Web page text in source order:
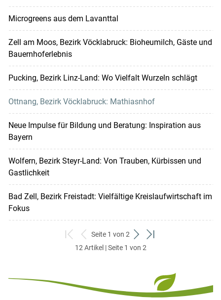
Microgreens aus dem Lavanttal
Zell am Moos, Bezirk Vöcklabruck: Bioheumilch, Gäste und
Bauernhoferlebnis
Pucking, Bezirk Linz-Land: Wo Vielfalt Wurzeln schlägt
Ottnang, Bezirk Vöcklabruck: Mathiasnhof
Neue Impulse für Bildung und Beratung: Inspiration aus
Bayern
Wolfern, Bezirk Steyr-Land: Von Trauben, Kürbissen und
Gastlichkeit
Bad Zell, Bezirk Freistadt: Vielfältige Kreislaufwirtschaft im
Fokus
zum
ersten
zurück
zum
Seite 1 von 2
weiter
zum
zum
12 Artikel | Seite 1 von 2